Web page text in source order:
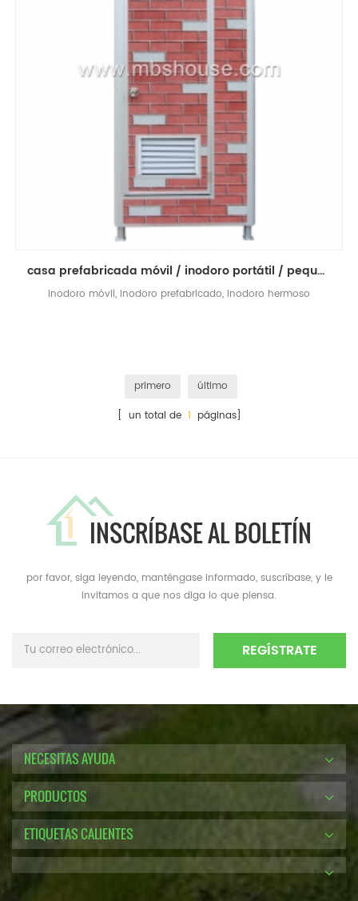
casa prefabricada móvil / inodoro portátil / pequeña casa portátil hermosa
inodoro móvil, inodoro prefabricado, inodoro hermoso
primero
último
[ un total de 1 páginas]
INSCRÍBASE AL BOLETÍN
por favor, siga leyendo, manténgase informado, suscríbase, y le
invitamos a que nos diga lo que piensa.
NECESITAS AYUDA
PRODUCTOS
ETIQUETAS CALIENTES